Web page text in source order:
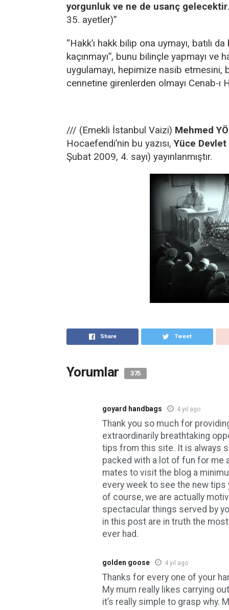
yorgunluk ve ne de usanç gelecektir
35. ayetler)”
“Hakk’ı hakk bilip ona uymayı, batılı
kaçınmayı”, bunu bilinçle yapmayı ve
uygulamayı, hepimize nasib etmesini,
cennetine girenlerden olmayı Cenab-ı
/// (Emekli İstanbul Vaizi) Mehmed
Hocaefendi’nin bu yazısı,Yüce
Şubat 2009, 4. sayı) yayınlanmıştır.
Share Tweet
Yorumlar 375
goyard handbags 4 yıl ago
Thank you so much for
extraordinarily breathtaking
tips from this site. It is always
packed with a lot of fun for me
mates to visit the blog a
every week to see the new tips
of course, we are actually
spectacular things served by
in this post are in truth the
ever had.
golden goose 4 yıl ago
Thanks for every one of your
My mum really likes carrying
it’s really simple to grasp why.